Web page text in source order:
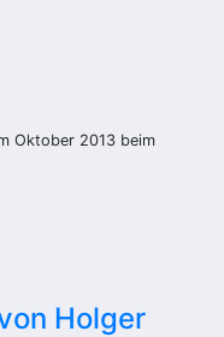
Oktober 2013 beim
Holger